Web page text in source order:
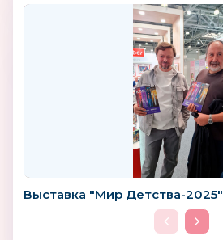
Выставка "Мир Детства-2025"